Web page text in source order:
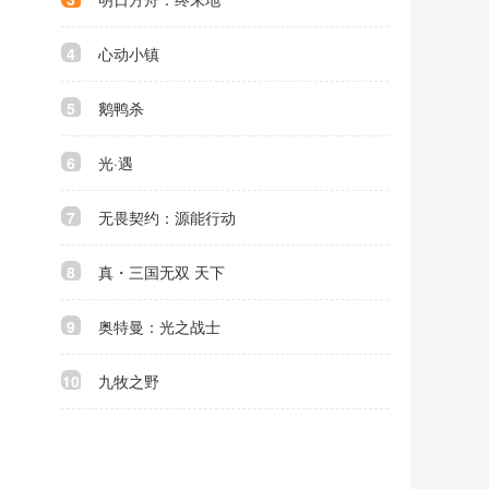
4 心动小镇
5 鹅鸭杀
6 光·遇
7 无畏契约：源能行动
8 真・三国无双 天下
9 奥特曼：光之战士
10 九牧之野